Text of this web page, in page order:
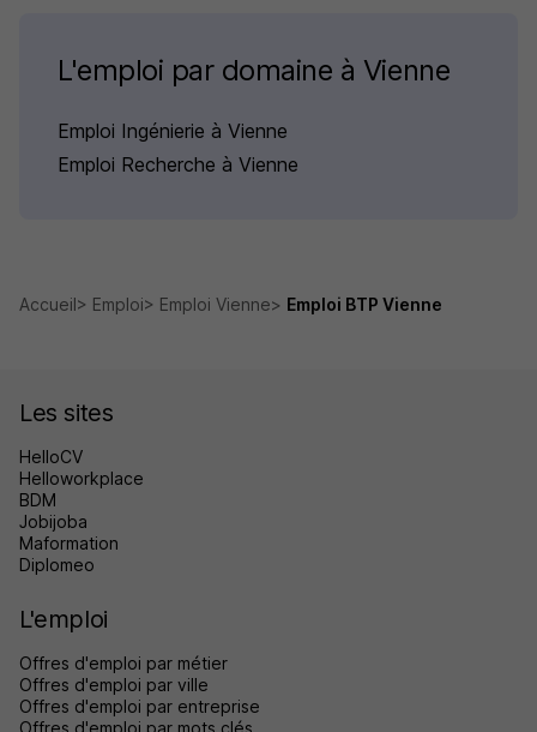
L'emploi par domaine à Vienne
Emploi Ingénierie à Vienne
Emploi Recherche à Vienne
Accueil Emploi Emploi Vienne Emploi BTP Vienne
Les sites
HelloCV
Helloworkplace
BDM
Jobijoba
Maformation
Diplomeo
L'emploi
Offres d'emploi par métier
Offres d'emploi par ville
Offres d'emploi par entreprise
Offres d'emploi par mots clés